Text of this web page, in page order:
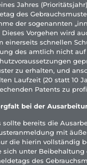
Jahres
des
der sogenannten
Vorgehen wird
einerseits schnellen
des amtlich nicht auf
zu erhalten, und
Laufzeit (20 statt 10
Patents zu
bei der
sollte bereits die
mit
die hierin vollständig
sich unter Beibehaltung
des